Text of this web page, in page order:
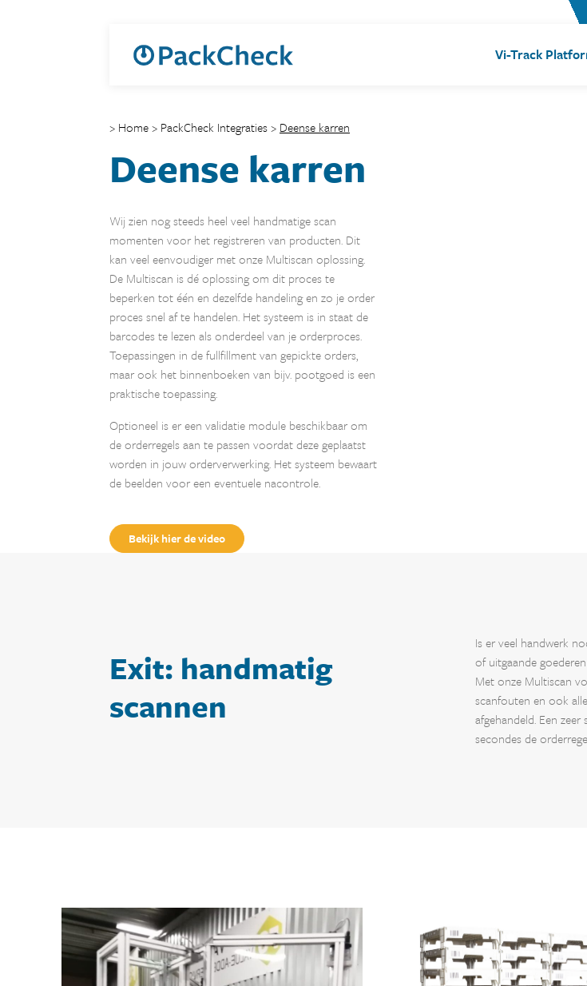
Vi-Track
> Home> PackCheck Integraties> Deense karren
Deense karren
Wij zien nog steeds heel veel handmatige scan
momenten voor het registreren van producten. Dit
kan veel eenvoudiger met onze Multiscan oplossing.
De Multiscan is dé oplossing om dit proces te
beperken tot één en dezelfde handeling en zo je order
proces snel af te handelen. Het systeem is in staat de
barcodes te lezen als onderdeel van je orderproces.
Toepassingen in de fullfillment van gepickte orders,
maar ook het binnenboeken van bijv. pootgoed is een
praktische toepassing.
Optioneel is er een validatie module beschikbaar om
de orderregels aan te passen voordat deze geplaatst
worden in jouw orderverwerking. Het systeem bewaart
de beelden voor een eventuele nacontrole.
Bekijk hier de video
Exit: handmatig
scannen
Is er veel handwerk
of uitgaande
Met onze Multiscan
scanfouten en ook
afgehandeld. Een
secondes de